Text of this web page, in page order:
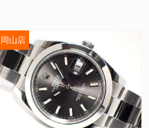
岡山店